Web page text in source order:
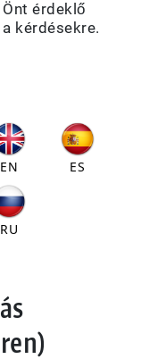
érdeklő
kérdésekre.
EN ES
RU